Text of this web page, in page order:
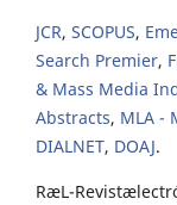
JCR, SCOPUS,
Search Premier,
& Mass Media
Abstracts, MLA -
DIALNET, DOAJ.
RæL-